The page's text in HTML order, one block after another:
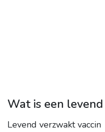
Wat is een
Levend verzwakt vaccin